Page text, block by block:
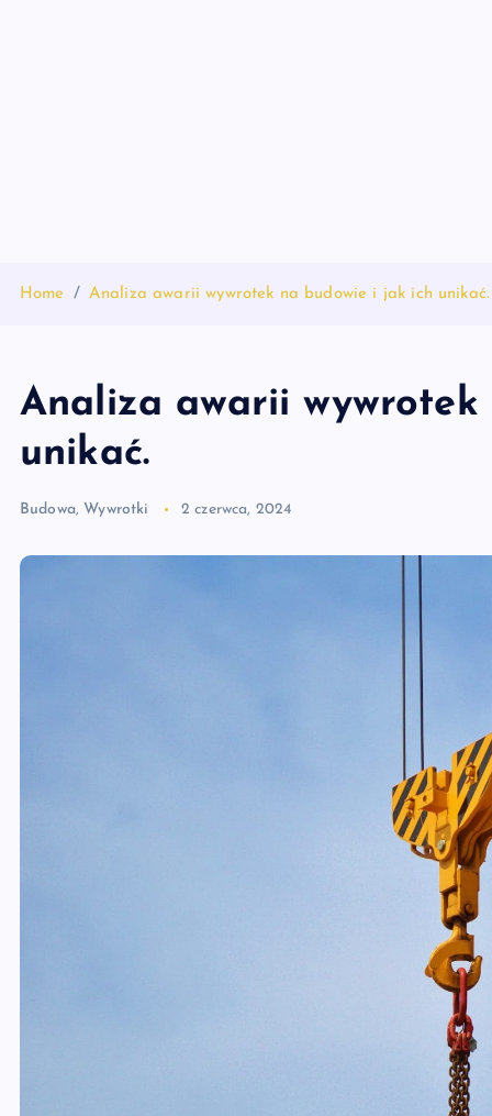
Home Analiza awarii wywrotek na budowie i jak ich unikać.
Analiza awarii
unikać.
Budowa, Wywrotki 2 czerwca, 2024